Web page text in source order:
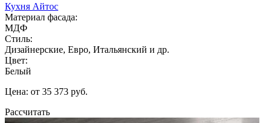
Кухня Айтос
Материал фасада:
МДФ
Стиль:
Дизайнерские, Евро, Итальянский и др.
Цвет:
Белый
Цена: от 35 373 руб.
Рассчитать